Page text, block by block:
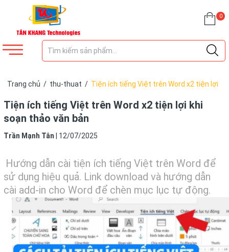
0
Trang chủ / thu-thuat / Tiện ích tiếng Việt trên Word x2 tiện lợi
Tiện ích tiếng Việt trên Word x2 tiện lợi khi
soạn thảo văn bản
Trần Mạnh Tân 12/07/2025
Hướng dẫn cài tiện ích tiếng Việt trên Word để
sử dụng hiệu quả. Link download và hướng dẫn
cài add-in cho Word để chèn mục lục tự động.